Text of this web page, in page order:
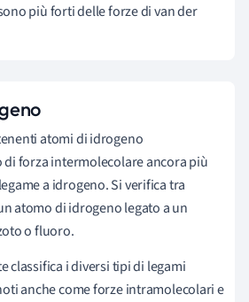
più forti delle forze di van der
atomi di idrogeno
forza intermolecolare ancora più
a idrogeno. Si verifica tra
atomo di idrogeno legato a un
o fluoro.
classifica i diversi tipi di legami
anche come forze intramolecolari e